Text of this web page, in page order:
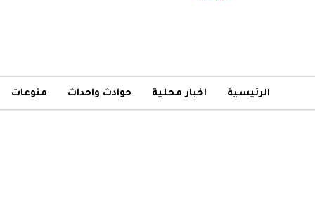
الرئيسية اخبار محلية حوادث واحداث منوعات